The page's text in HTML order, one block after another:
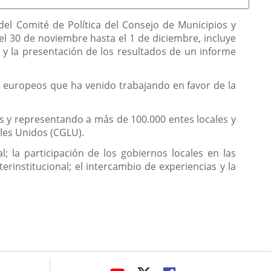
Comité de Política del Consejo de Municipios y
30 de noviembre hasta el 1 de diciembre, incluye
la presentación de los resultados de un informe
que ha venido trabajando en favor de la
representando a más de 100.000 entes locales y
Unidos (CGLU).
la participación de los gobiernos locales en las
el intercambio de experiencias y la